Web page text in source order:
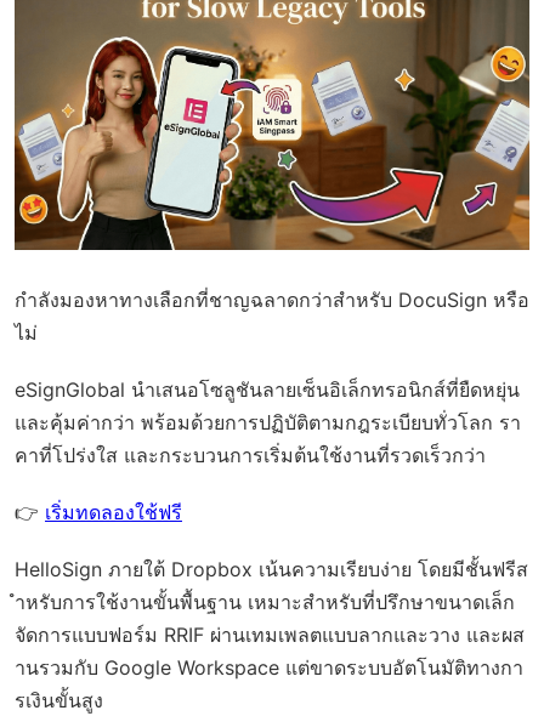
กำลังมองหาทางเลือกที่ชาญฉลาดกว่าสำหรับ DocuSign หรือ
ไม่
eSignGlobal นำเสนอโซลูชันลายเซ็นอิเล็กทรอนิกส์ที่ยืดหยุ่น
และคุ้มค่ากว่า พร้อมด้วยการปฏิบัติตามกฎระเบียบทั่วโลก รา
คาที่โปร่งใส และกระบวนการเริ่มต้นใช้งานที่รวดเร็วกว่า
👉 เริ่มทดลองใช้ฟรี
HelloSign ภายใต้ Dropbox เน้นความเรียบง่าย โดยมีชั้นฟรีส
ำหรับการใช้งานขั้นพื้นฐาน เหมาะสำหรับที่ปรึกษาขนาดเล็ก
จัดการแบบฟอร์ม RRIF ผ่านเทมเพลตแบบลากและวาง และผส
านรวมกับ Google Workspace แต่ขาดระบบอัตโนมัติทางกา
รเงินขั้นสูง